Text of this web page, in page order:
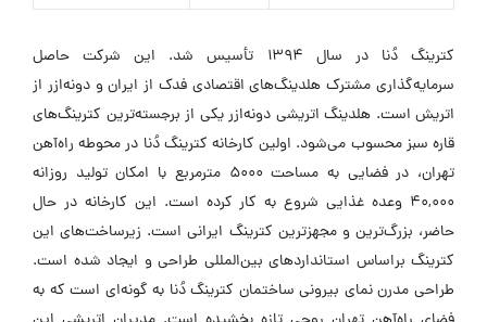
کترینگ دُنا در سال ۱۳۹۴ تأسیس شد. این شرکت حاصل
سرمایه‌گذاری مشترک هلدینگ‌های اقتصادی فدک از ایران و دونه‌ازر از
اتریش است. هلدینگ اتریشی دونه‌ازر یکی از برجسته‌ترین کترینگ‌های
قاره سبز محسوب می‌شود. اولین کارخانه کترینگ دُنا در محوطه راه‌آهن
تهران، در فضایی به مساحت ۵۰۰۰ مترمربع با امکان تولید روزانه
۴۰,۰۰۰ وعده غذایی شروع به کار کرده است. این کارخانه در حال
حاضر، بزرگ‌ترین و مجهزترین کترینگ ایرانی است. زیرساخت‌های این
کترینگ براساس استانداردهای بین‌المللی طراحی و ایجاد شده است.
طراحی مدرن نمای بیرونی ساختمان کترینگ دُنا به گونه‌ای است که به